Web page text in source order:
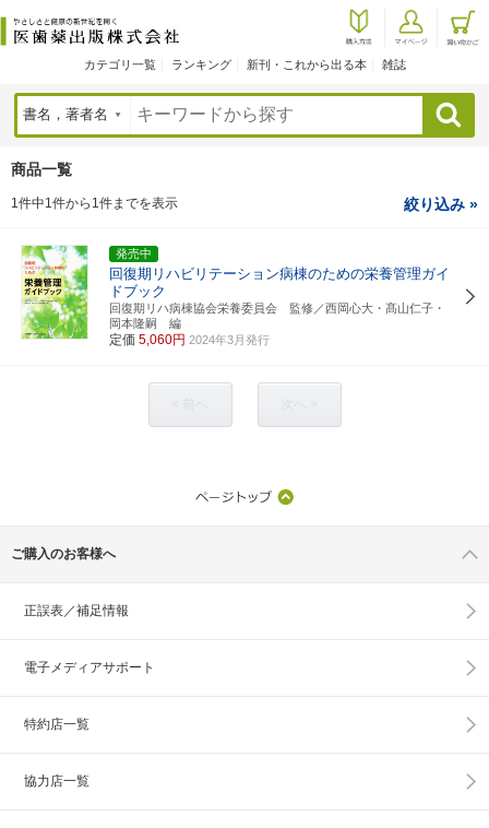
カテゴリ一覧 ランキング 新刊・これから出る本 雑誌
検索
商品一覧
1件中1件から1件までを表示 絞り込み »
発売中
回復期リハビリテーション病棟のための栄養管理ガイ
ドブック
回復期リハ病棟協会栄養委員会 監修／西岡心大・髙山仁子・
岡本隆嗣 編
定価 5,060円 2024年3月発行
ご購入のお客様へ
正誤表／補足情報
電子メディアサポート
特約店一覧
協力店一覧